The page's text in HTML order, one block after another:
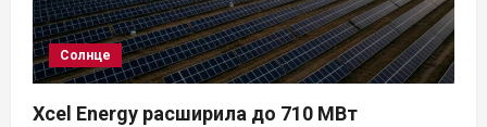
Солнце
Xcel Energy расширила до 710 МВт